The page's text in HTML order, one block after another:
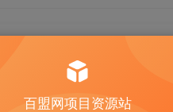
变现课，学习AI底层逻辑，把握时
后查看
百盟网项目资源站